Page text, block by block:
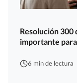
Resolución 300
importante
6 min de lectura